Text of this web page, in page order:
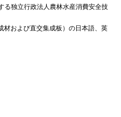
る独立行政法人農林水産消費安全技
材および直交集成板）の日本語、英